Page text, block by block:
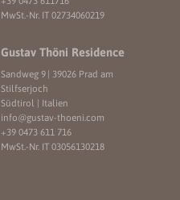
MwSt.-Nr. IT 02734060219
Gustav Thöni Residence
Sandweg 9
39026 Prad am
Stilfserjoch
Südtirol | Italien
info@gustav-thoeni.com
+39 0473 611 716
MwSt.-Nr. IT 03056130218